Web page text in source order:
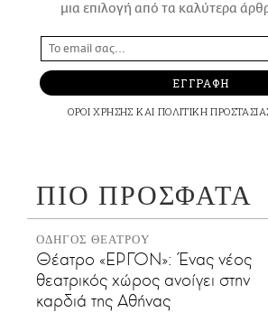
μια επιλογή από τα καλύτερα
ΕΓΓΡΑΦΗ
ΟΡΟΙ ΧΡΗΣΗΣ ΚΑΙ ΠΟΛΙΤΙΚΗ
ΠΙΟ ΠΡΟΣΦΑΤΑ
ΟΔΗΓΟΣ ΘΕΑΤΡΟΥ
Θέατρο «ΕΡΓΟΝ»: Ένας νέος
θεατρικός χώρος ανοίγει στην
καρδιά της Αθήνας